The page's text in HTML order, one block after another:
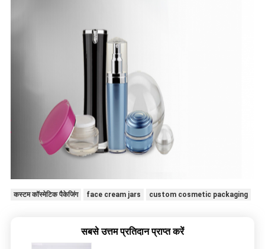
कस्टम कॉस्मेटिक पैकेजिंग face cream jars custom cosmetic packaging
सबसे उत्तम प्रतिदान प्राप्त करें